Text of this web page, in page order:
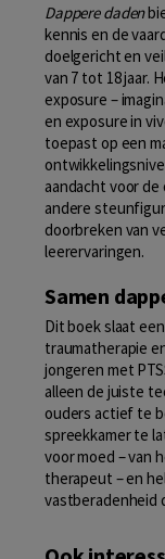
Dappere daden
kennis en de
doelgericht en
van 7 tot 18 jaar.
exposure –
en exposure in
toepast op een
aandacht voor
andere
doorbreken van
leerervaringen.
Samen
Dit boek slaat
traumatherapie
jongeren met
alleen de juiste
ouders actief te
spreekkamer te
voor moed – van
therapeut – en
vastberadenheid